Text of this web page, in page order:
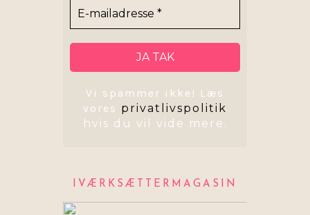
Vi spammer ikke! Læs
vores privatlivspolitik
hvis du vil vide mere.
IVÆRKSÆTTERMAGASIN